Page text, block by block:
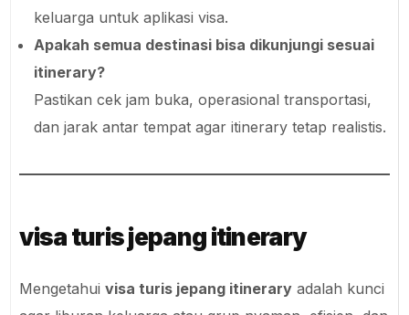
keluarga untuk aplikasi visa.
Apakah semua destinasi bisa dikunjungi sesuai
itinerary?
Pastikan cek jam buka, operasional transportasi,
dan jarak antar tempat agar itinerary tetap realistis.
visa turis jepang itinerary
Mengetahuivisa turis jepang itinerary adalah kunci